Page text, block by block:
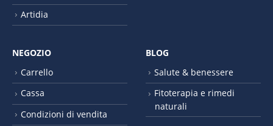
Artidia
NEGOZIO
Carrello
Cassa
Condizioni di vendita
BLOG
Salute & benessere
Fitoterapia e rimedi
naturali